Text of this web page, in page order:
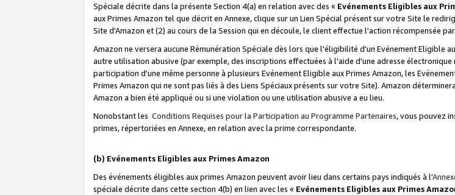
Spéciale décrite dans la présente Section 4(a) en relation avec des « Evénements Eligibles aux
aux Primes Amazon tel que décrit en Annexe, clique sur un Lien Spécial présent sur votre Site le
Site d'Amazon et (2) au cours de la Session qui en découle, le client effectue l'action récompensée
Amazon ne versera aucune Rémunération Spéciale dès lors que l'éligibilité d'un Evénement Eligible
autre utilisation abusive (par exemple, des inscriptions effectuées à l'aide d'une adresse
participation d'une même personne à plusieurs Evénement Eligible aux Primes Amazon, les
Primes Amazon qui ne sont pas liés à des Liens Spéciaux présents sur votre Site). Amazon
Amazon a bien été appliqué ou si une violation ou une utilisation abusive a eu lieu.
Nonobstant les Conditions Requises pour la Participation au Programme Partenaires, vous pouvez
primes, répertoriées en Annexe, en relation avec la prime correspondante.
(b) Evénements Eligibles aux Primes Amazon
Des événements éligibles aux primes Amazon peuvent avoir lieu dans certains pays indiqués à l'
spéciale décrite dans cette section 4(b) en lien avec les « Evénements Eligibles aux Primes